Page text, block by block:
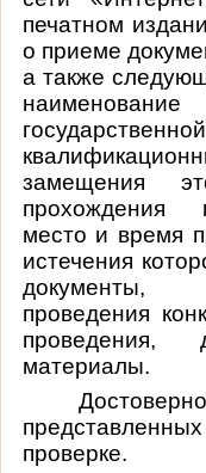
печатном
о приеме
а также
замещения
прохождения
место и время
истечения
документы,
проведения
проведения,
материалы.
проверке.